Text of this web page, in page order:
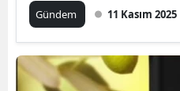
Gündem 11 Kasım 2025